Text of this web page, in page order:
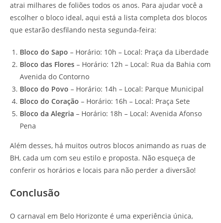
atrai milhares de foliões todos os anos. Para ajudar você a
escolher o bloco ideal, aqui está a lista completa dos blocos
que estarão desfilando nesta segunda-feira:
Bloco do Sapo – Horário: 10h – Local: Praça da Liberdade
Bloco das Flores – Horário: 12h – Local: Rua da Bahia com
Avenida do Contorno
Bloco do Povo – Horário: 14h – Local: Parque Municipal
Bloco do Coração – Horário: 16h – Local: Praça Sete
Bloco da Alegria – Horário: 18h – Local: Avenida Afonso
Pena
Além desses, há muitos outros blocos animando as ruas de
BH, cada um com seu estilo e proposta. Não esqueça de
conferir os horários e locais para não perder a diversão!
Conclusão
O carnaval em Belo Horizonte é uma experiência única,